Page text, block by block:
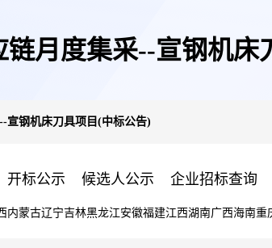
链月度集采--宣钢机
宣钢机床刀具项目(中标公告)
开标公示 候选人公示 企业招标查询
内蒙古辽宁吉林黑龙江安徽福建江西湖南广西海南重